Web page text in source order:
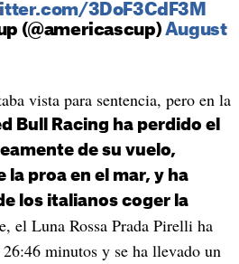
3DoF3CdF3M
(@americascup) August
vista para sentencia, pero en la
Bull Racing ha perdido el
de su vuelo,
la proa en el mar, y ha
los italianos coger la
el Luna Rossa Prada Pirelli ha
minutos y se ha llevado un